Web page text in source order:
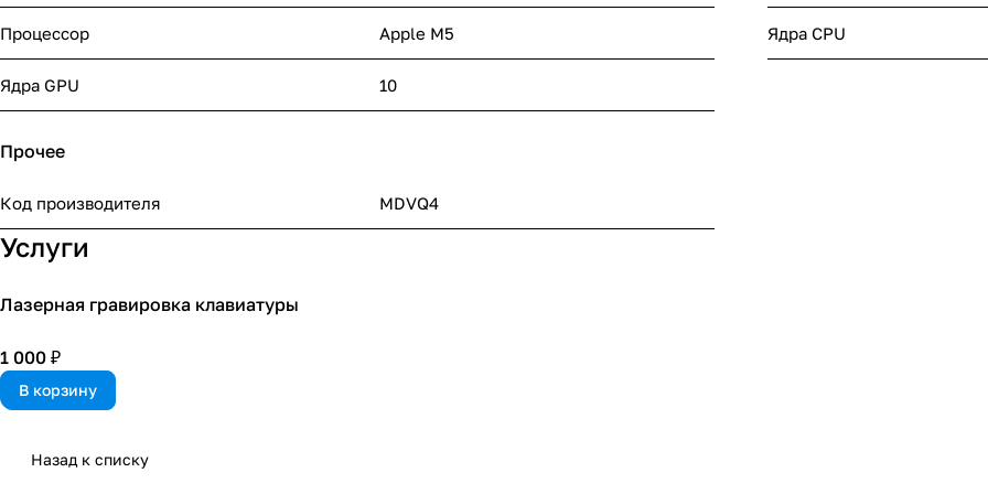
Процессор Apple M5 Ядра CPU
Ядра GPU 10
Прочее
Код производителя MDVQ4
Услуги
Лазерная гравировка клавиатуры
1 000 ₽
В корзину
Назад к списку